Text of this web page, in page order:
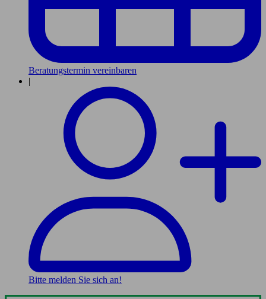
Beratungstermin vereinbaren
|
Bitte melden Sie sich an!